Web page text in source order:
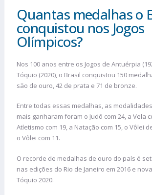
Quantas medalhas o
conquistou nos Jogos
Olímpicos?
Nos 100 anos entre os Jogos de Antuérpia
Tóquio (2020), o Brasil conquistou 150
são de ouro, 42 de prata e 71 de bronze.
Entre todas essas medalhas, as
mais ganharam foram o Judô com 24, a Vela
Atletismo com 19, a Natação com 15, o Vôlei
o Vôlei com 11.
O recorde de medalhas de ouro do país é
nas edições do Rio de Janeiro em 2016 e
Tóquio 2020.